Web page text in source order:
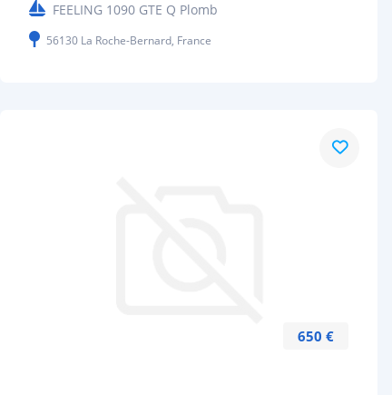
FEELING 1090 GTE Q Plomb
56130 La Roche-Bernard, France
650 €